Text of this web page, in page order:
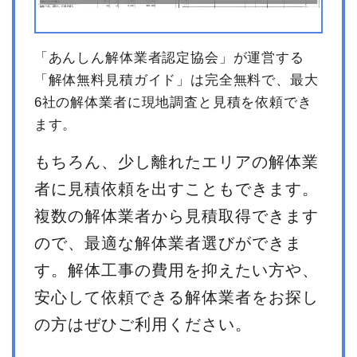
「あんしん解体業者認定協会」が運営する
「解体無料見積ガイド」は完全無料で、最大
6社の解体業者に現地調査と見積を依頼でき
ます。
もちろん、少し離れたエリアの解体業
者に見積依頼を出すこともできます。
複数の解体業者から見積取得できます
ので、最適な解体業者選びができま
す。解体工事の費用を抑えたい方や、
安心して依頼できる解体業者をお探し
の方はぜひご利用ください。